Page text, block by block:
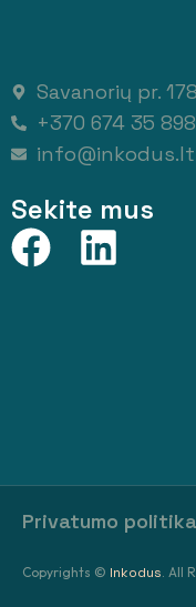
Savanorių pr.
+370 674 35 898
info@inkodus.lt
Sekite mus
Copyrights © Inkodus. All
Privatumo politika